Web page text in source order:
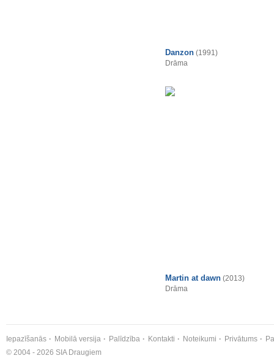
Danzon (1991)
Drāma
Martin at dawn (2013)
Drāma
Iepazīšanās Mobilā versija Palīdzība Kontakti Noteikumi Privātums
© 2004 - 2026 SIA Draugiem